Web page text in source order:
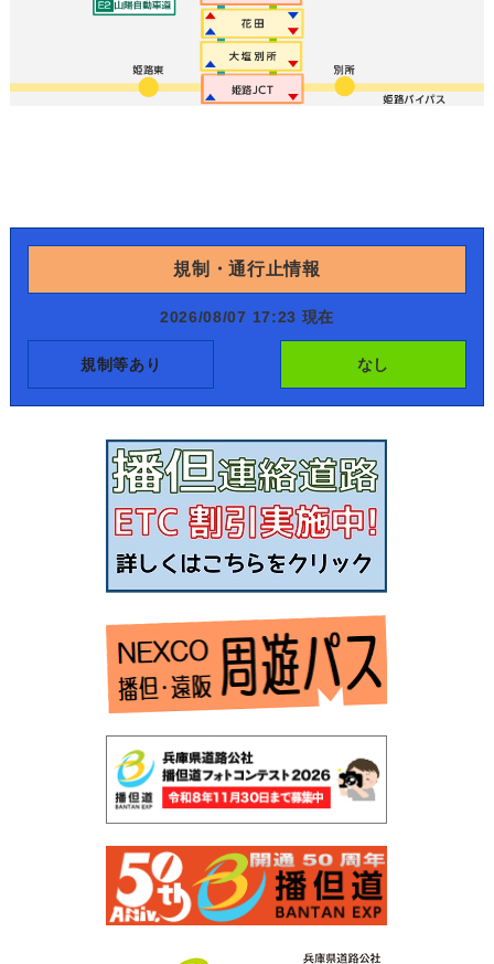
規制・通行止情報
2026/08/07 17:23 現在
規制等あり なし